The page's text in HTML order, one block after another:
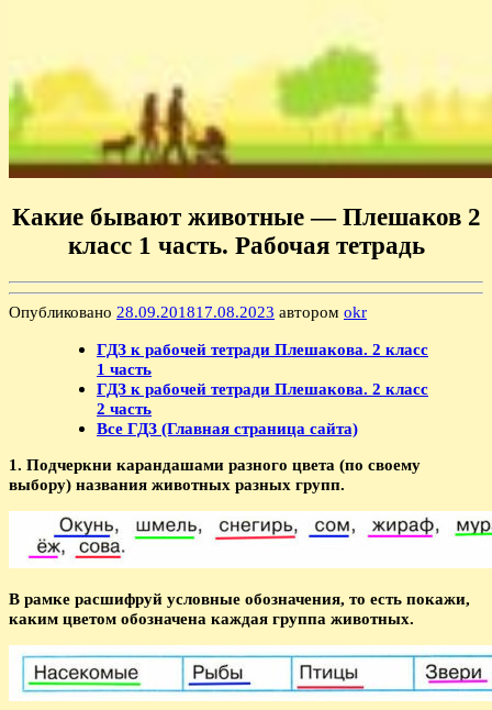
Какие бывают животные — Плешаков 2
класс 1 часть. Рабочая тетрадь
Опубликовано 28.09.201817.08.2023 автором okr
ГДЗ к рабочей тетради Плешакова. 2 класс
1 часть
ГДЗ к рабочей тетради Плешакова. 2 класс
2 часть
Все ГДЗ (Главная страница сайта)
1. Подчеркни карандашами разного цвета (по своему
выбору) названия животных разных групп.
В рамке расшифруй условные обозначения, то есть покажи,
каким цветом обозначена каждая группа животных.